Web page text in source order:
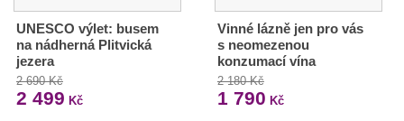
UNESCO výlet: busem
na nádherná Plitvická
jezera
2 690 Kč
2 499 Kč
Vinné lázně jen pro vás
s neomezenou
konzumací vína
2 180 Kč
1 790 Kč